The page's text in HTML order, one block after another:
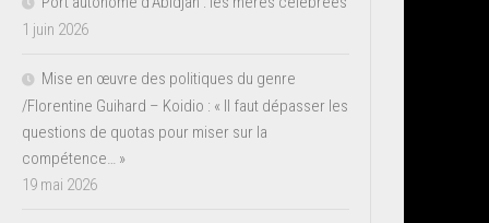
1 juin 2026
Mise en œuvre des politiques du genre
/Florentine Guihard – Koidio : « Il faut dépasser les
questions de quotas pour miser sur la
compétence… »
19 mai 2026